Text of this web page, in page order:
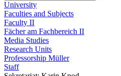
University
Faculties and Subjects
Faculty II
Fächer am Fachbereich II
Media Studies
Research Units
Professorship Müller
Staff